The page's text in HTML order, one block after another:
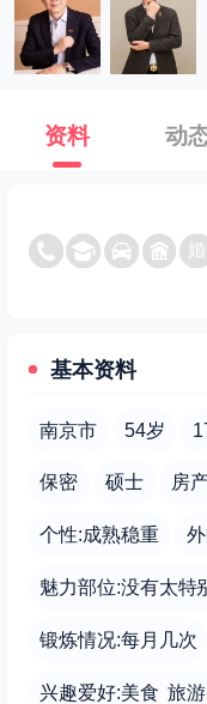
资料 动
基本资料
南京市 54岁
保密 硕士 房
个性:成熟稳重
魅力部位:没有太特
锻炼情况:每月几次
兴趣爱好:美食 旅